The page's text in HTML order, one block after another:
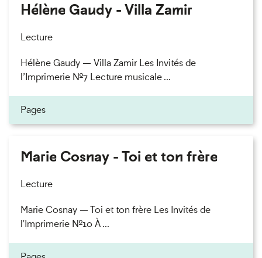
Hélène Gaudy - Villa Zamir
Lecture
Hélène Gaudy — Villa Zamir Les Invités de
l’Imprimerie n°7 Lecture musicale ...
Pages
Marie Cosnay - Toi et ton frère
Lecture
Marie Cosnay — Toi et ton frère Les Invités de
l'Imprimerie n°10 À ...